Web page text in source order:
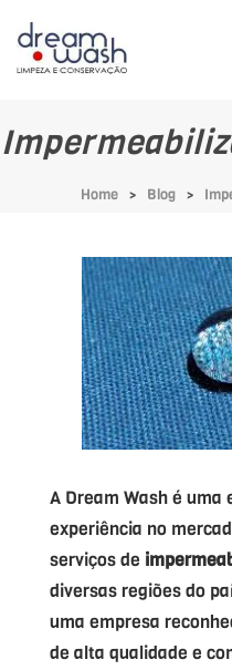
Home Blog
A Dream Wash é uma
experiência no
serviços de
diversas regiões do
uma empresa
de alta qualidade e